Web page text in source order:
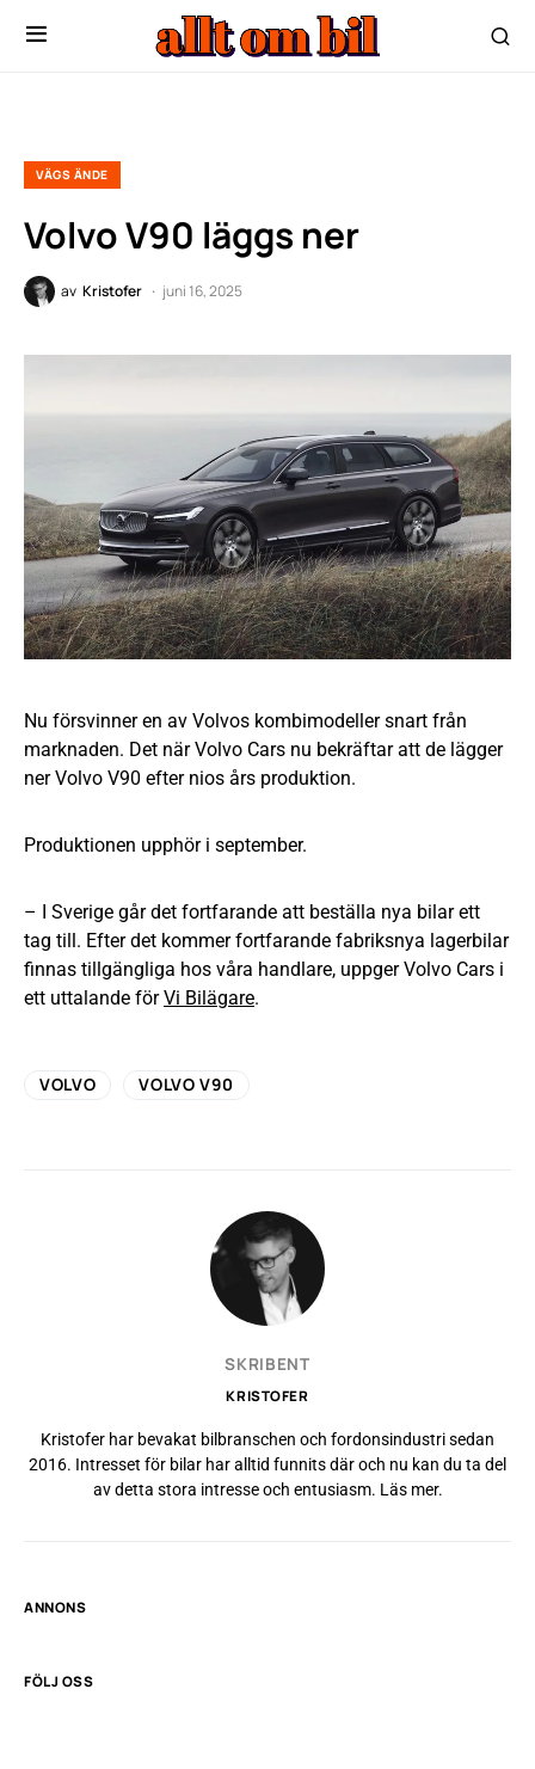
VÄGS ÄNDE
Volvo V90 läggs ner
av Kristofer juni 16, 2025
Nu försvinner en av Volvos kombimodeller snart från
marknaden. Det när Volvo Cars nu bekräftar att de lägger
ner Volvo V90 efter nios års produktion.
Produktionen upphör i september.
– I Sverige går det fortfarande att beställa nya bilar ett
tag till. Efter det kommer fortfarande fabriksnya lagerbilar
finnas tillgängliga hos våra handlare, uppger Volvo Cars i
ett uttalande förVi Bilägare.
VOLVO VOLVO V90
SKRIBENT
KRISTOFER
Kristofer har bevakat bilbranschen och fordonsindustri sedan
2016. Intresset för bilar har alltid funnits där och nu kan du ta del
av detta stora intresse och entusiasm. Läs mer.
ANNONS
FÖLJ OSS